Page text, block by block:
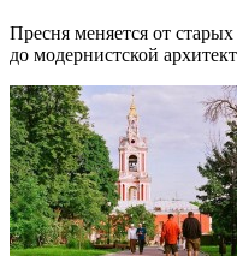
Пресня меняется от
до модернистской